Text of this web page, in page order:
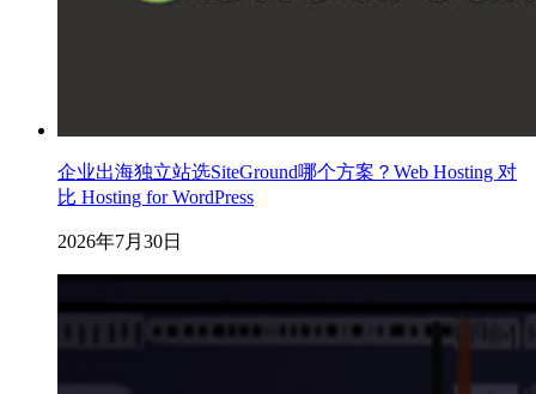
企业出海独立站选SiteGround哪个方案？Web Hosting 对
比 Hosting for WordPress
2026年7月30日